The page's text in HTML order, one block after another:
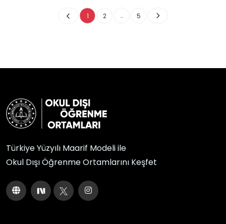
1 2 ... 5
Türkiye Yüzyılı Maarif Modeli ile
Okul Dışı Öğrenme Ortamlarını Keşfet